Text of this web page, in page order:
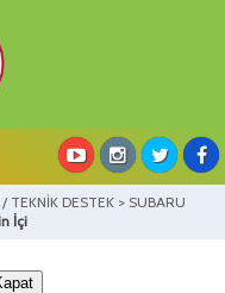
TEKNİK DESTEK > SUBARU
İçi